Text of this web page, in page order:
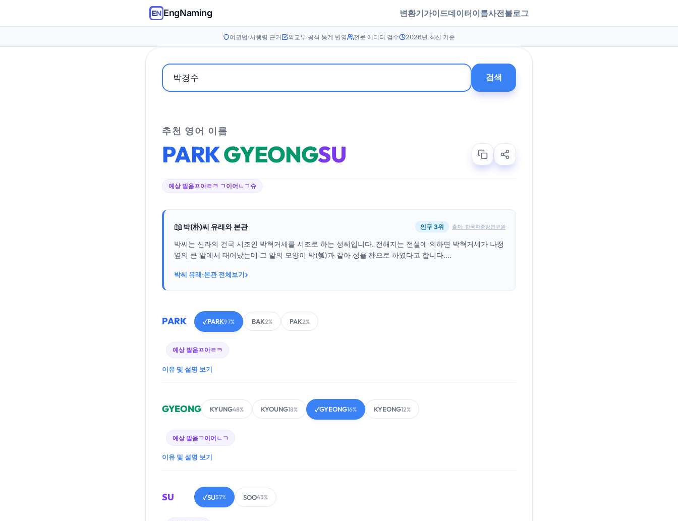
EngNaming 변환기가이드데이터이름사전블로그
여권법·시행령 근거 외교부 공식 통계 반영 전문 에디터 검수 2026년 최신 기준
검색
추천 영어 이름
PARKGYEONGSU
예상 발음ㅍ아ㄹㅋ ㄱ이어ㄴㄱ슈
📖박(朴)씨 유래와 본관 인구 3위 출처: 한국학중앙연구원
박씨는 신라의 건국 시조인 박혁거세를 시조로 하는 성씨입니다. 전해지는 전설에 의하면 박혁거세가 나정
옆의 큰 알에서 태어났는데 그 알의 모양이 박(瓠)과 같아 성을 朴으로 하였다고 합니다....
박씨 유래·본관 전체보기›
PARK ✓PARK97% BAK2% PAK2%
예상 발음ㅍ아ㄹㅋ
이유 및 설명 보기
GYEONG KYUNG48% KYOUNG18% ✓GYEONG16% KYEONG12%
예상 발음ㄱ이어ㄴㄱ
이유 및 설명 보기
SU ✓SU57% SOO43%